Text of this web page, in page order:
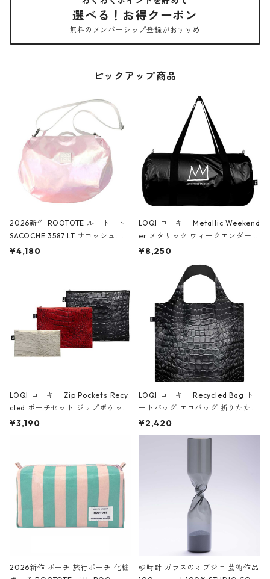
選べる！お得クーポン
無料のメンバーシップ登録がおすすめ
ピックアップ商品
2026新作 ROOTOTE ルートート
SACOCHE 3587 LT.サコッシュ.ル
ミエ-B ショルダーバッグ グロスピ
¥4,180
LOQI ローキー Metallic Weekend
er メタリック ウィークエンダー
ボストンバッグ ショルダーバッグ
Black ジャン=ミッシェル・バスキ
ア/クラウン ブラック
¥8,250
LOQI ローキー Zip Pockets Recy
cled ポーチセット ジップポケット
ファスナーポーチ 撥水加工 トラベ
ーガンディー、オフホワイト
¥3,190
LOQI ローキー Recycled Bag ト
ートバッグ エコバッグ 折りたたみ
大きめ 撥水加工 収納ポーチ CRO
CODILE/Black クロコダイル/ブラ
¥2,420
2026新作 ポーチ 旅行ポーチ 化粧
砂時計 ガラスのオブジェ 芸術作品